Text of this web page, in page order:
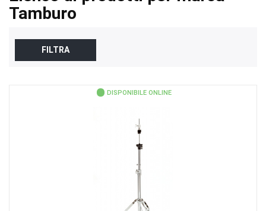
Tamburo
FILTRA
DISPONIBILE ONLINE